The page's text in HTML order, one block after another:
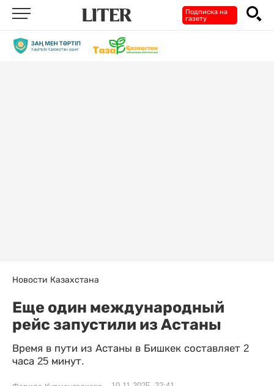
Подписка на
газету
Новости Казахстана
Еще один международный
рейс запустили из Астаны
Время в пути из Астаны в Бишкек составляет 2
часа 25 минут.